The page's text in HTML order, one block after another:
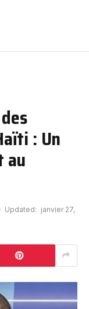
: Un
au
Updated: janvier 27,